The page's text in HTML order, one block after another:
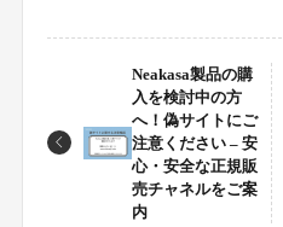
Neakasa製品の購
入を検討中の方
へ！偽サイトにご
注意ください – 安
心・安全な正規販
売チャネルをご案
内